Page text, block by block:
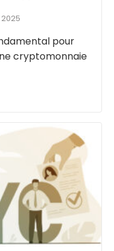
pour
cryptomonnaie